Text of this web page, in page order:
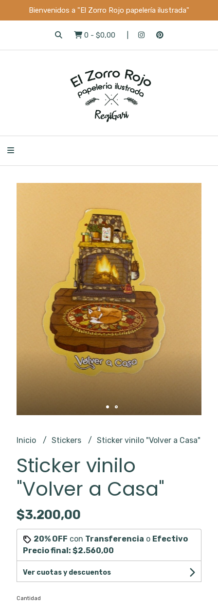
Bienvenidos a "El Zorro Rojo papelería ilustrada"
0 - $0,00
Inicio Stickers Sticker vinilo "Volver a Casa"
Sticker vinilo
"Volver a Casa"
$3.200,00
20% OFF con Transferencia o Efectivo
Precio final: $2.560,00
Ver cuotas y descuentos
Cantidad